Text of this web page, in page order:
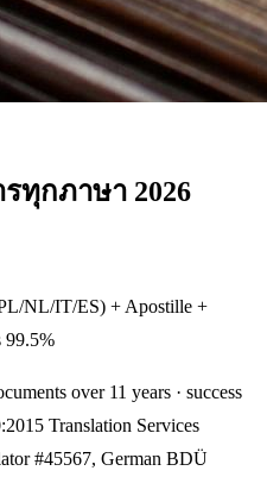
ทุกภาษา 2026
NL/IT/ES) + Apostille +
99.5%
over 11 years · success
Translation Services
#45567, German BDÜ